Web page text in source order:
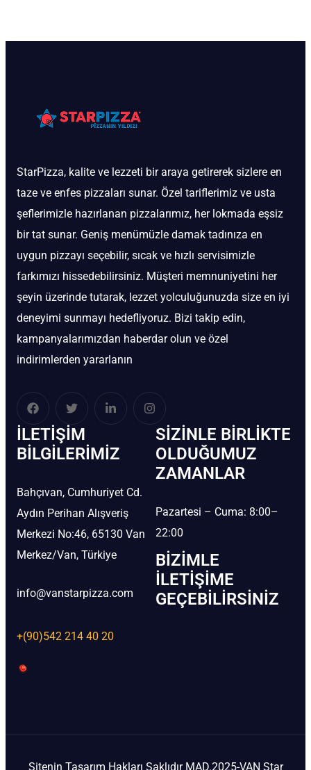
StarPizza, kalite ve lezzeti bir araya getirerek sizlere en
taze ve enfes pizzaları sunar. Özel tariflerimiz ve usta
şeflerimizle hazırlanan pizzalarımız, her lokmada eşsiz
bir tat sunar. Geniş menümüzle damak tadınıza en
uygun pizzayı seçebilir, sıcak ve hızlı servisimizle
farkımızı hissedebilirsiniz. Müşteri memnuniyetini her
şeyin üzerinde tutarak, lezzet yolculuğunuzda size en iyi
deneyimi sunmayı hedefliyoruz. Bizi takip edin,
kampanyalarımızdan haberdar olun ve özel
indirimlerden yararlanın
İLETIŞIM
BİLGILERIMIZ
Bahçıvan, Cumhuriyet Cd.
Aydın Perihan Alışveriş
Merkezi No:46, 65130 Van
Merkez/Van, Türkiye
info@vanstarpizza.com
+(90)542 214 40 20
SIZINLE BIRLIKTE
OLDUĞUMUZ
ZAMANLAR
Pazartesi – Cuma: 8:00–
22:00
BIZIMLE
İLETIŞIME
GEÇEBILIRSINIZ
Sitenin Tasarım Hakları Saklıdır MAD.2025-VAN Star